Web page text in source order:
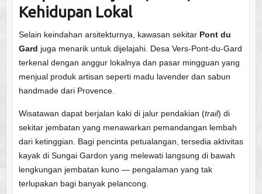
Kehidupan Lokal
Selain keindahan arsitekturnya, kawasan sekitar Pont du
Gard juga menarik untuk dijelajahi. Desa Vers-Pont-du-Gard
terkenal dengan anggur lokalnya dan pasar mingguan yang
menjual produk artisan seperti madu lavender dan sabun
handmade dari Provence.
Wisatawan dapat berjalan kaki di jalur pendakian (trail) di
sekitar jembatan yang menawarkan pemandangan lembah
dari ketinggian. Bagi pencinta petualangan, tersedia aktivitas
kayak di Sungai Gardon yang melewati langsung di bawah
lengkungan jembatan kuno — pengalaman yang tak
terlupakan bagi banyak pelancong.